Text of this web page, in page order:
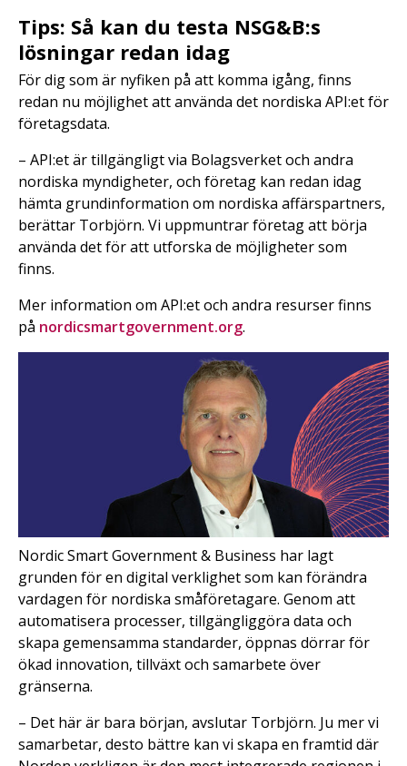
Tips: Så kan du testa NSG&B:s
lösningar redan idag
För dig som är nyfiken på att komma igång, finns
redan nu möjlighet att använda det nordiska API:et för
företagsdata.
– API:et är tillgängligt via Bolagsverket och andra
nordiska myndigheter, och företag kan redan idag
hämta grundinformation om nordiska affärspartners,
berättar Torbjörn. Vi uppmuntrar företag att börja
använda det för att utforska de möjligheter som
finns.
Mer information om API:et och andra resurser finns
på nordicsmartgovernment.org.
Nordic Smart Government & Business har lagt
grunden för en digital verklighet som kan förändra
vardagen för nordiska småföretagare. Genom att
automatisera processer, tillgängliggöra data och
skapa gemensamma standarder, öppnas dörrar för
ökad innovation, tillväxt och samarbete över
gränserna.
– Det här är bara början, avslutar Torbjörn. Ju mer vi
samarbetar, desto bättre kan vi skapa en framtid där